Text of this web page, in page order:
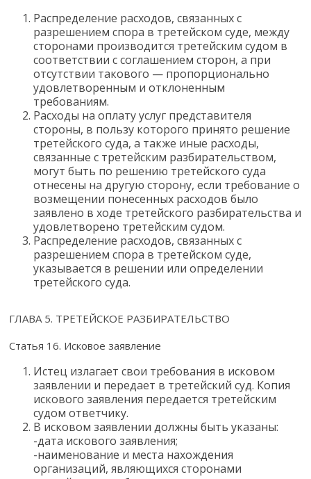
Распределение расходов, связанных с
разрешением спора в третейском суде, между
сторонами производится третейским судом в
соответствии с соглашением сторон, а при
отсутствии такового — пропорционально
удовлетворенным и отклоненным
требованиям.
Расходы на оплату услуг представителя
стороны, в пользу которого принято решение
третейского суда, а также иные расходы,
связанные с третейским разбирательством,
могут быть по решению третейского суда
отнесены на другую сторону, если требование о
возмещении понесенных расходов было
заявлено в ходе третейского разбирательства и
удовлетворено третейским судом.
Распределение расходов, связанных с
разрешением спора в третейском суде,
указывается в решении или определении
третейского суда.
ГЛАВА 5. ТРЕТЕЙСКОЕ РАЗБИРАТЕЛЬСТВО
Статья 16. Исковое заявление
Истец излагает свои требования в исковом
заявлении и передает в третейский суд. Копия
искового заявления передается третейским
судом ответчику.
В исковом заявлении должны быть указаны:
-дата искового заявления;
-наименование и места нахождения
организаций, являющихся сторонами